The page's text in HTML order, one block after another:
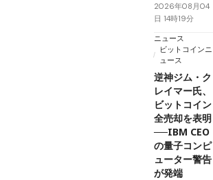
2026年08月04
日 14時19分
ニュース
ビットコインニ
ュース
逆神ジム・ク
レイマー氏、
ビットコイン
全売却を表明
──IBM CEO
の量子コンピ
ューター警告
が発端